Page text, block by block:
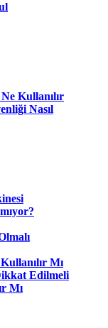
Kullanılır
Nasıl
Mı
Edilmeli
Mı